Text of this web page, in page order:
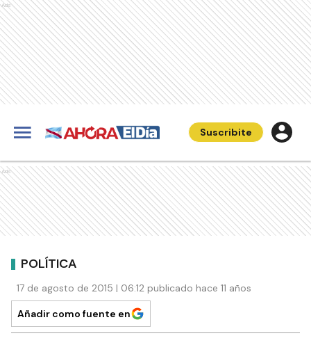
Ads
Suscribite
Ads
POLÍTICA
17 de agosto de 2015 | 06:12 publicado hace 11 años
Añadir como fuente en